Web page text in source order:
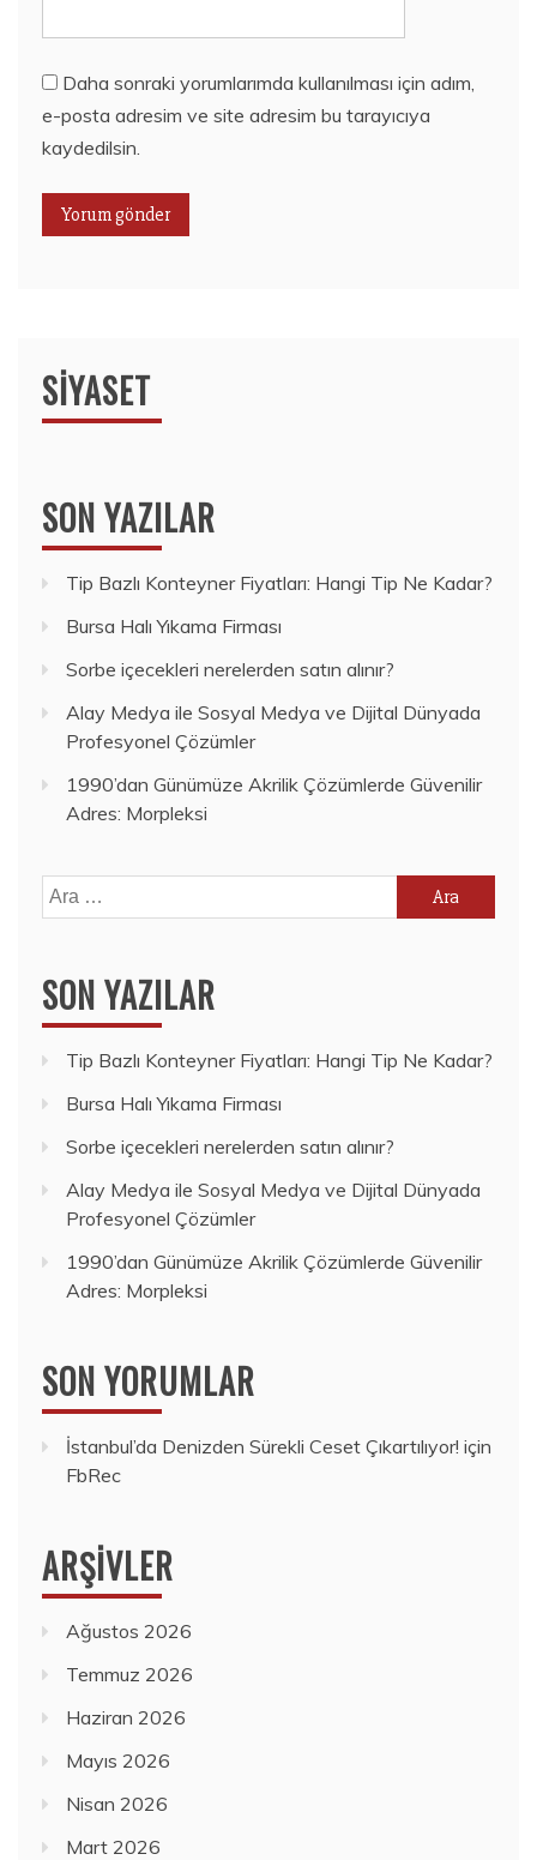
Daha sonraki yorumlarımda kullanılması için adım,
e-posta adresim ve site adresim bu tarayıcıya
kaydedilsin.
SIYASET
SON YAZILAR
Tip Bazlı Konteyner Fiyatları: Hangi Tip Ne Kadar?
Bursa Halı Yıkama Firması
Sorbe içecekleri nerelerden satın alınır?
Alay Medya ile Sosyal Medya ve Dijital Dünyada
Profesyonel Çözümler
1990’dan Günümüze Akrilik Çözümlerde Güvenilir
Adres: Morpleksi
Arama:
SON YAZILAR
Tip Bazlı Konteyner Fiyatları: Hangi Tip Ne Kadar?
Bursa Halı Yıkama Firması
Sorbe içecekleri nerelerden satın alınır?
Alay Medya ile Sosyal Medya ve Dijital Dünyada
Profesyonel Çözümler
1990’dan Günümüze Akrilik Çözümlerde Güvenilir
Adres: Morpleksi
SON YORUMLAR
İstanbul’da Denizden Sürekli Ceset Çıkartılıyor! için
FbRec
ARŞIVLER
Ağustos 2026
Temmuz 2026
Haziran 2026
Mayıs 2026
Nisan 2026
Mart 2026